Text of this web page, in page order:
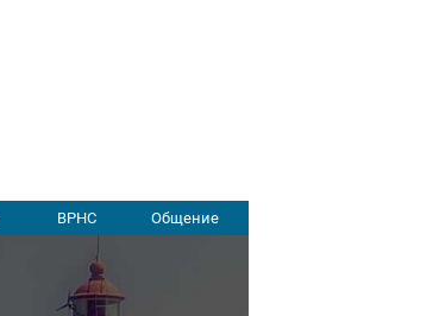
ВРНС Общение